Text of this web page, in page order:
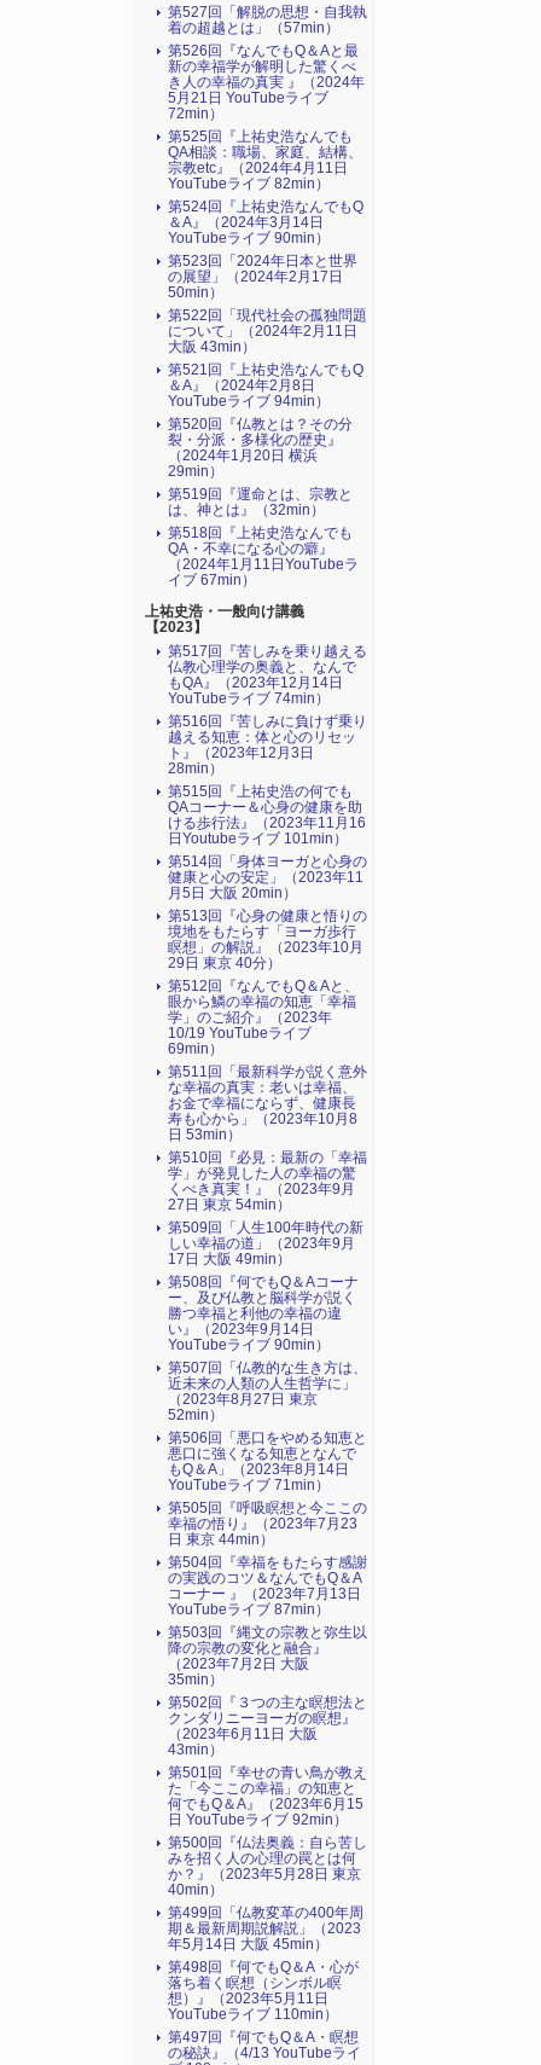
第527回「解脱の思想・自我執
着の超越とは」（57min）
第526回『なんでもQ＆Aと最
新の幸福学が解明した驚くべ
き人の幸福の真実 』（2024年
5月21日 YouTubeライブ
72min）
第525回『上祐史浩なんでも
QA相談：職場、家庭、結構、
宗教etc』（2024年4月11日
YouTubeライブ 82min）
第524回『上祐史浩なんでもQ
＆A』（2024年3月14日
YouTubeライブ 90min）
第523回「2024年日本と世界
の展望」（2024年2月17日
50min）
第522回「現代社会の孤独問題
について」（2024年2月11日
大阪 43min）
第521回『上祐史浩なんでもQ
＆A』（2024年2月8日
YouTubeライブ 94min）
第520回『仏教とは？その分
裂・分派・多様化の歴史』
（2024年1月20日 横浜
29min）
第519回『運命とは、宗教と
は、神とは』（32min）
第518回『上祐史浩なんでも
QA・不幸になる心の癖』
（2024年1月11日YouTubeラ
イブ 67min）
上祐史浩・一般向け講義
【2023】
第517回『苦しみを乗り越える
仏教心理学の奥義と、なんで
もQA』（2023年12月14日
YouTubeライブ 74min）
第516回『苦しみに負けず乗り
越える知恵：体と心のリセッ
ト』（2023年12月3日
28min）
第515回『上祐史浩の何でも
QAコーナー＆心身の健康を助
ける歩行法』（2023年11月16
日Youtubeライブ 101min）
第514回「身体ヨーガと心身の
健康と心の安定」（2023年11
月5日 大阪 20min）
第513回『心身の健康と悟りの
境地をもたらす「ヨーガ歩行
瞑想」の解説』（2023年10月
29日 東京 40分）
第512回『なんでもQ＆Aと、
眼から鱗の幸福の知恵「幸福
学」のご紹介』（2023年
10/19 YouTubeライブ
69min）
第511回「最新科学が説く意外
な幸福の真実：老いは幸福、
お金で幸福にならず、健康長
寿も心から」（2023年10月8
日 53min）
第510回『必見：最新の「幸福
学」が発見した人の幸福の驚
くべき真実！』（2023年9月
27日 東京 54min）
第509回「人生100年時代の新
しい幸福の道」（2023年9月
17日 大阪 49min）
第508回『何でもQ＆Aコーナ
ー、及び仏教と脳科学が説く
勝つ幸福と利他の幸福の違
い』（2023年9月14日
YouTubeライブ 90min）
第507回「仏教的な生き方は、
近未来の人類の人生哲学に」
（2023年8月27日 東京
52min）
第506回「悪口をやめる知恵と
悪口に強くなる知恵となんで
もQ＆A」（2023年8月14日
YouTubeライブ 71min）
第505回『呼吸瞑想と今ここの
幸福の悟り』（2023年7月23
日 東京 44min）
第504回『幸福をもたらす感謝
の実践のコツ＆なんでもQ＆A
コーナー 』（2023年7月13日
YouTubeライブ 87min）
第503回『縄文の宗教と弥生以
降の宗教の変化と融合』
（2023年7月2日 大阪
35min）
第502回『３つの主な瞑想法と
クンダリニーヨーガの瞑想』
（2023年6月11日 大阪
43min）
第501回『幸せの青い鳥が教え
た「今ここの幸福」の知恵と
何でもQ＆A』（2023年6月15
日 YouTubeライブ 92min）
第500回『仏法奥義：自ら苦し
みを招く人の心理の罠とは何
か？』（2023年5月28日 東京
40min）
第499回「仏教変革の400年周
期＆最新周期説解説」（2023
年5月14日 大阪 45min）
第498回『何でもQ＆A・心が
落ち着く瞑想（シンボル瞑
想）』（2023年5月11日
YouTubeライブ 110min）
第497回『何でもQ＆A・瞑想
の秘訣』（4/13 YouTubeライ